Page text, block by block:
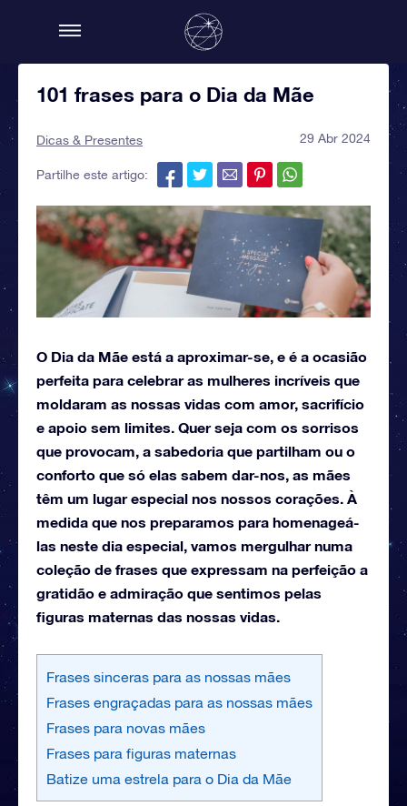
101 frases para o Dia da Mãe
Dicas & Presentes 29 Abr 2024
Partilhe este artigo:
O Dia da Mãe está a aproximar-se, e é a ocasião
perfeita para celebrar as mulheres incríveis que
moldaram as nossas vidas com amor, sacrifício
e apoio sem limites. Quer seja com os sorrisos
que provocam, a sabedoria que partilham ou o
conforto que só elas sabem dar-nos, as mães
têm um lugar especial nos nossos corações. À
medida que nos preparamos para homenageá-
las neste dia especial, vamos mergulhar numa
coleção de frases que expressam na perfeição a
gratidão e admiração que sentimos pelas
figuras maternas das nossas vidas.
Frases sinceras para as nossas mães
Frases engraçadas para as nossas mães
Frases para novas mães
Frases para figuras maternas
Batize uma estrela para o Dia da Mãe